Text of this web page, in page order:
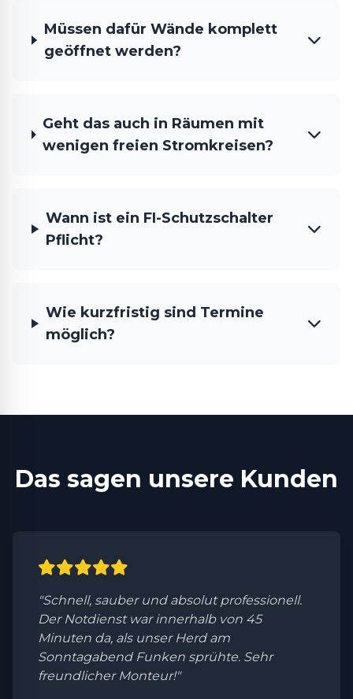
Müssen dafür Wände komplett
geöffnet werden?
Geht das auch in Räumen mit
wenigen freien Stromkreisen?
Wann ist ein FI-Schutzschalter
Pflicht?
Wie kurzfristig sind Termine
möglich?
Das sagen unsere Kunden
"Schnell, sauber und absolut professionell.
Der Notdienst war innerhalb von 45
Minuten da, als unser Herd am
Sonntagabend Funken sprühte. Sehr
freundlicher Monteur!"